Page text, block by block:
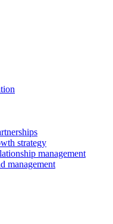
strategy
management
management